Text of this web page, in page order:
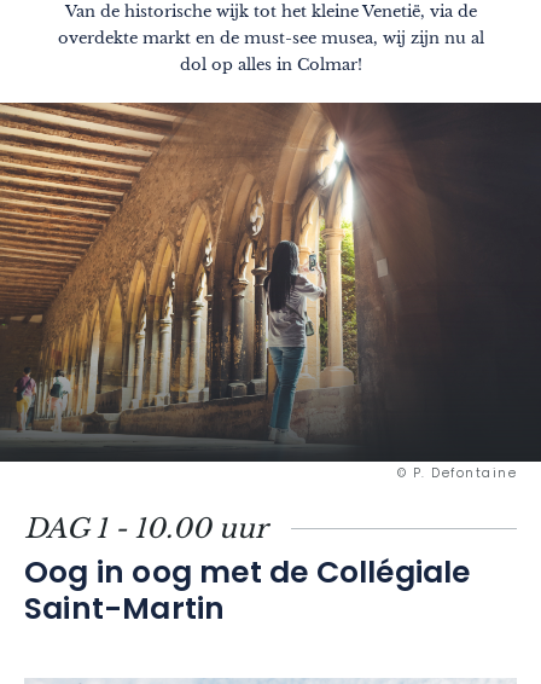
Van de historische wijk tot het kleine Venetië, via de
overdekte markt en de must-see musea, wij zijn nu al
dol op alles in Colmar!
© P. Defontaine
DAG 1 - 10.00 uur
Oog in oog met de Collégiale
Saint-Martin